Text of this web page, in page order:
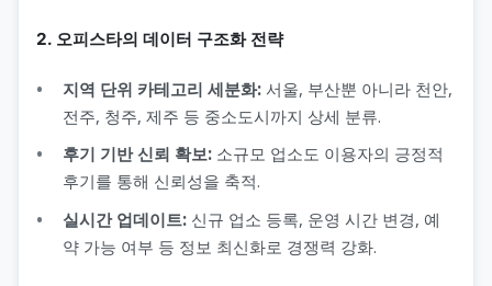
2. 오피스타의 데이터 구조화 전략
지역 단위 카테고리 세분화: 서울, 부산뿐 아니라 천안,
전주, 청주, 제주 등 중소도시까지 상세 분류.
후기 기반 신뢰 확보: 소규모 업소도 이용자의 긍정적
후기를 통해 신뢰성을 축적.
실시간 업데이트: 신규 업소 등록, 운영 시간 변경, 예
약 가능 여부 등 정보 최신화로 경쟁력 강화.